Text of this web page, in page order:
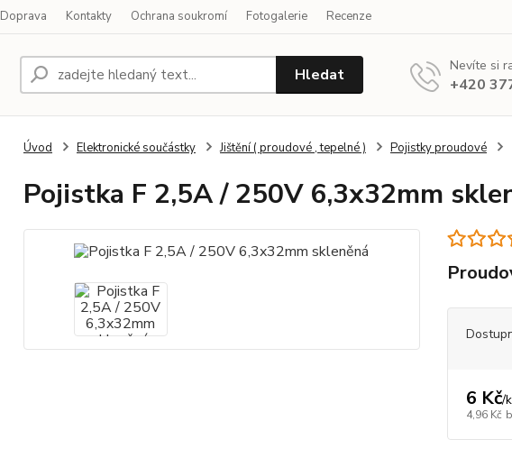
Doprava Kontakty Ochrana soukromí Fotogalerie Recenze
Hledat Nevíte si
+420
Úvod Elektronické součástky Jištění ( proudové , tepelné ) Pojistky proudové
Pojistka F 2,5A / 250V 6,3x32mm
6 Kč/
4,96 Kč